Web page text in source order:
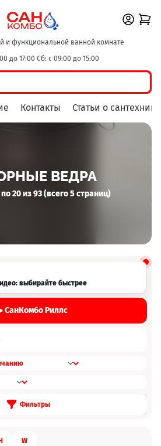
и функциональной ванной комнате
до 17:00 Сб: с 09:00 до 15:00
Контакты Статьи о сантехнике
ВЕДРА
20 из 93 (всего 5 страниц)
выбирайте быстрее
СанКомбо Риллс
Фильтры
H W